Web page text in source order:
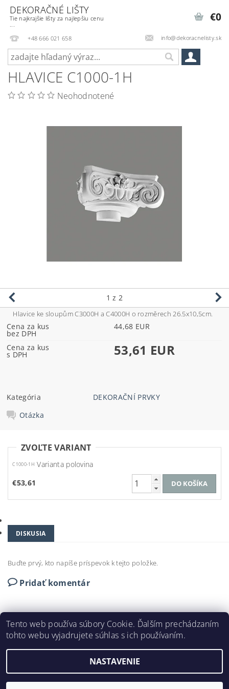
DEKORAČNÉ LIŠTY
Tie najkrajšie lišty za najlepšiu cenu
...
+48 666 021 658
info@dekoracnelisty.sk
€0
HLAVICE C1000-1H
Neohodnotené
1 z 2
Hlavice ke sloupům C3000H a C4000H o rozměrech 26.5x10,5cm.
Cena za kus
bez DPH
44,68 EUR
Cena za kus
s DPH 53,61 EUR
Kategória
DEKORAČNÍ PRVKY
Otázka
ZVOĽTE VARIANT
C1000-1H Varianta polovina
€53,61
DISKUSIA
Buďte prvý, kto napíše príspevok k tejto položke.
Pridať komentár
DEKORAČNÉ LIŠTY © 2024
2026 ©DEKORAČNÉ LIŠTY, všetky práva vyhradené
Tento web používa súbory Cookie. Ďalším prechádzaním
tohto webu vyjadrujete súhlas s ich používaním.
NASTAVENIE